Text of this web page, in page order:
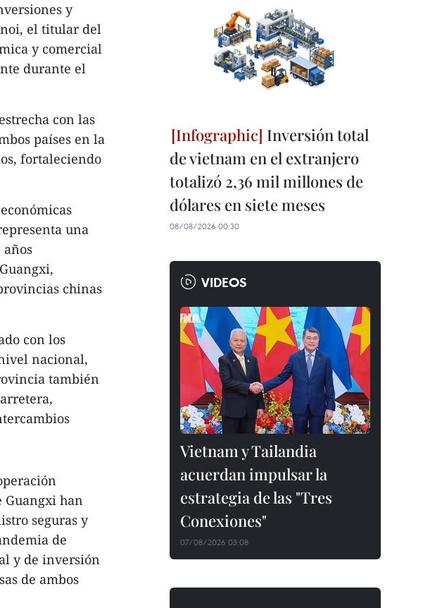
y
el titular del
y comercial
durante el
con las
países en la
fortaleciendo
una
chinas
con los
nacional,
también
Guangxi han
seguras y
de
y de inversión
de ambos
Inversión total
de vietnam en el extranjero
totalizó 2,36 mil millones de
dólares en siete meses
08/08/2026 00:30
VIDEOS
Vietnam y Tailandia
acuerdan impulsar la
estrategia de las "Tres
Conexiones"
07/08/2026 03:08